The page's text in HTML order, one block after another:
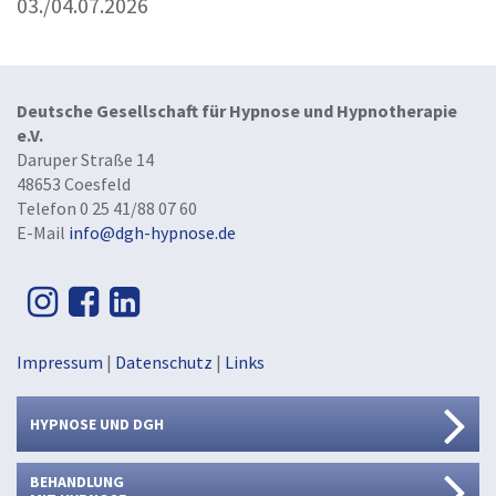
Deutsche Gesellschaft für Hypnose und Hypnotherapie
e.V.
Daruper Straße 14
48653 Coesfeld
Telefon 0 25 41/88 07 60
E-Mail info@dgh-hypnose.de
Impressum | Datenschutz | Links
HYPNOSE UND DGH
BEHANDLUNG